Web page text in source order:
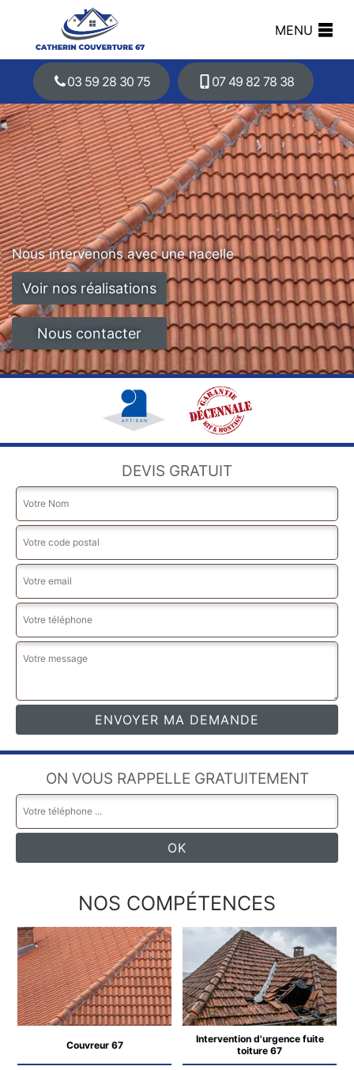
MENU
03 59 28 30 75 07 49 82 78 38
Nous intervenons avec une nacelle
Voir nos réalisations
Nous contacter
DEVIS GRATUIT
ON VOUS RAPPELLE GRATUITEMENT
NOS COMPÉTENCES
Couvreur 67
Intervention d'urgence fuite
toiture 67